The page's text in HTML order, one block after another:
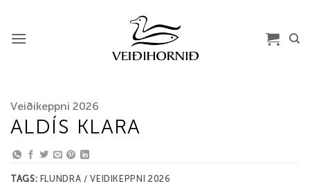
content
Veiðikeppni 2026
ALDÍS KLARA
TAGS: FLUNDRA / VEIDIKEPPNI 2026